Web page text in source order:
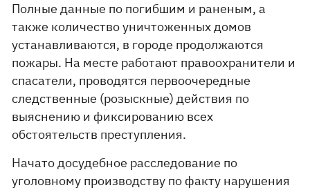
Полные данные по погибшим и раненым, а
также количество уничтоженных домов
устанавливаются, в городе продолжаются
пожары. На месте работают правоохранители и
спасатели, проводятся первоочередные
следственные (розыскные) действия по
выяснению и фиксированию всех
обстоятельств преступления.
Начато досудебное расследование по
уголовному производству по факту нарушения